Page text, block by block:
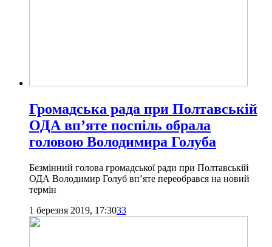
Громадська рада при Полтавській
ОДА вп’яте поспіль обрала
головою Володимира Голуба
Безмінний голова громадської ради при Полтавській
ОДА Володимир Голуб вп’яте переобрався на новий
термін
1 березня 2019, 17:3033